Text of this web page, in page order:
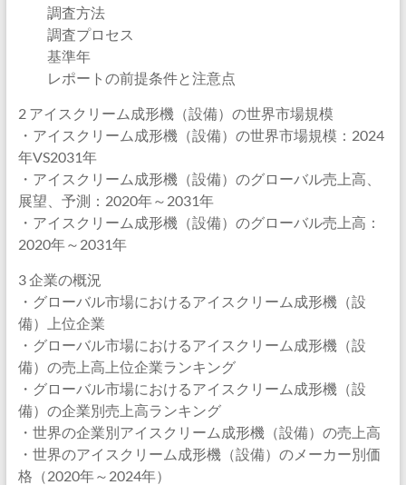
調査方法
調査プロセス
基準年
レポートの前提条件と注意点
2 アイスクリーム成形機（設備）の世界市場規模
・アイスクリーム成形機（設備）の世界市場規模：2024
年VS2031年
・アイスクリーム成形機（設備）のグローバル売上高、
展望、予測：2020年～2031年
・アイスクリーム成形機（設備）のグローバル売上高：
2020年～2031年
3 企業の概況
・グローバル市場におけるアイスクリーム成形機（設
備）上位企業
・グローバル市場におけるアイスクリーム成形機（設
備）の売上高上位企業ランキング
・グローバル市場におけるアイスクリーム成形機（設
備）の企業別売上高ランキング
・世界の企業別アイスクリーム成形機（設備）の売上高
・世界のアイスクリーム成形機（設備）のメーカー別価
格（2020年～2024年）